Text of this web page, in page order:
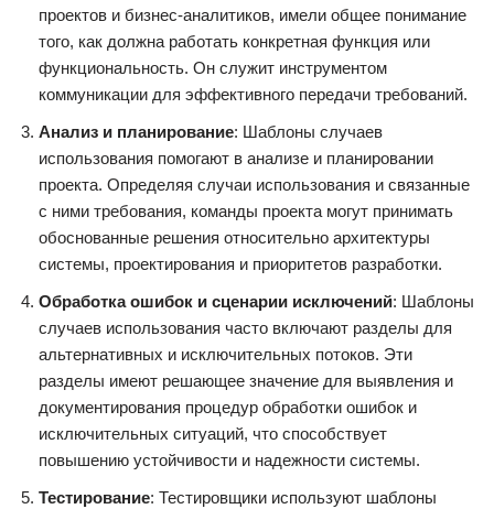
проектов и бизнес-аналитиков, имели общее понимание
того, как должна работать конкретная функция или
функциональность. Он служит инструментом
коммуникации для эффективного передачи требований.
Анализ и планирование: Шаблоны случаев
использования помогают в анализе и планировании
проекта. Определяя случаи использования и связанные
с ними требования, команды проекта могут принимать
обоснованные решения относительно архитектуры
системы, проектирования и приоритетов разработки.
Обработка ошибок и сценарии исключений: Шаблоны
случаев использования часто включают разделы для
альтернативных и исключительных потоков. Эти
разделы имеют решающее значение для выявления и
документирования процедур обработки ошибок и
исключительных ситуаций, что способствует
повышению устойчивости и надежности системы.
Тестирование: Тестировщики используют шаблоны